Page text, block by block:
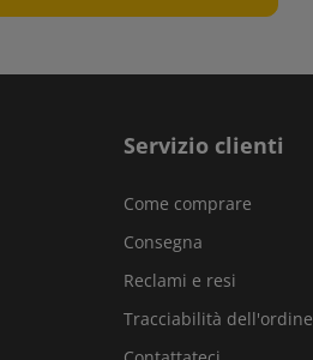
Servizio clienti
Come comprare
Consegna
Reclami e resi
Tracciabilità dell'ordine